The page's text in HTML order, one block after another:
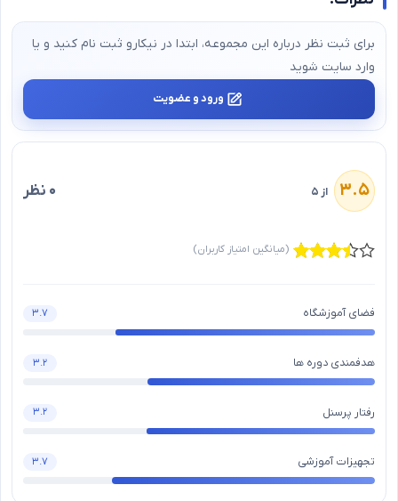
برای ثبت نظر درباره این مجموعه، ابتدا در نیکارو ثبت‌ نام کنید و یا
وارد سایت شوید
ورود و عضویت
۳.۵ از ۵ ۰ نظر
(میانگین امتیاز کاربران)
فضای آموزشگاه ۳.۷
هدفمندی دوره ها ۳.۲
رفتار پرسنل ۳.۲
تجهیزات آموزشی ۳.۷